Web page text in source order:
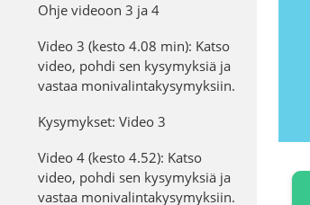
Ohje videoon 3 ja 4
Video 3 (kesto 4.08 min): Katso
video, pohdi sen kysymyksiä ja
vastaa monivalintakysymyksiin.
Kysymykset: Video 3
Video 4 (kesto 4.52): Katso
video, pohdi sen kysymyksiä ja
vastaa monivalintakysymyksiin.